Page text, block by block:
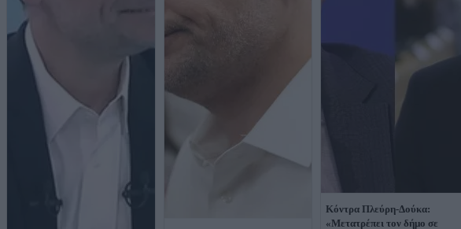
Κόντρα Πλεύρη-Δούκα:
«Μετατρέπει τον δήμο σε